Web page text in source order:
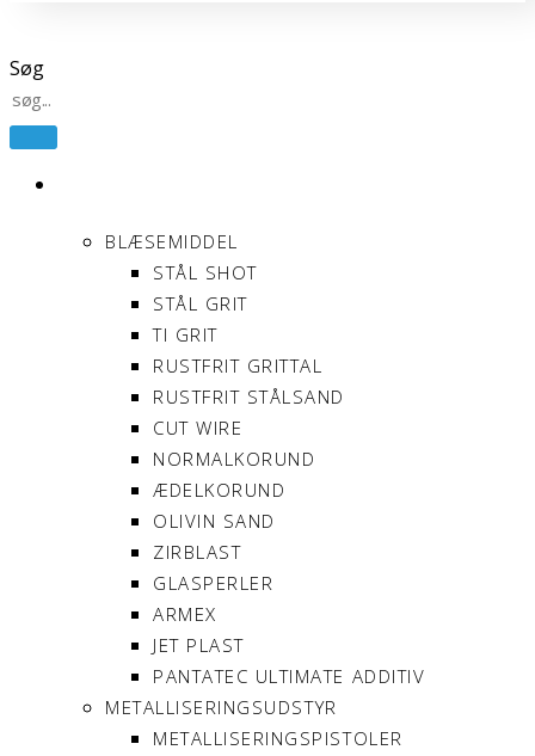
Søg
BLÆSEMIDDEL
STÅL SHOT
STÅL GRIT
TI GRIT
RUSTFRIT GRITTAL
RUSTFRIT STÅLSAND
CUT WIRE
NORMALKORUND
ÆDELKORUND
OLIVIN SAND
ZIRBLAST
GLASPERLER
ARMEX
JET PLAST
PANTATEC ULTIMATE ADDITIV
METALLISERINGSUDSTYR
METALLISERINGSPISTOLER